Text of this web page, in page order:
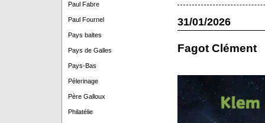
Paul Fabre
Paul Fournel
Pays baltes
Pays de Galles
Pays-Bas
Pélerinage
Père Galloux
Philatélie
31/01/2026
Fagot Clément